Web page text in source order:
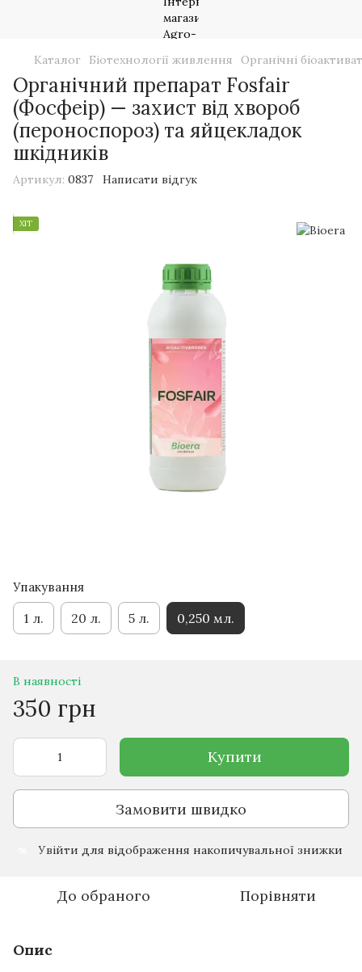
Каталог Біотехнології живлення Органічні
Органічний препарат Fosfair
(Фосфеір) — захист від хвороб
(пероноспороз) та яйцекладок
шкідників
Артикул: 0837 Написати відгук
ХІТ
Упакування
1 л. 20 л. 5 л. 0,250 мл.
В наявності
350 грн
Купити
Замовити швидко
Увійти для відображення накопичувальної знижки
До обраного Порівняти
Опис